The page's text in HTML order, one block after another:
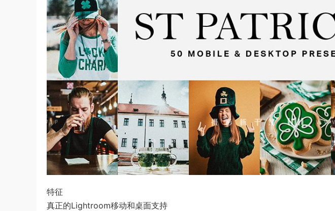
特征
真正的Lightroom移动和桌面支持